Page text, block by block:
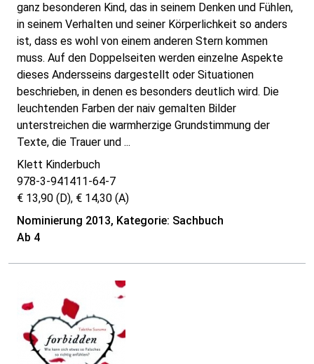
ganz besonderen Kind, das in seinem Denken und Fühlen,
in seinem Verhalten und seiner Körperlichkeit so anders
ist, dass es wohl von einem anderen Stern kommen
muss. Auf den Doppelseiten werden einzelne Aspekte
dieses Andersseins dargestellt oder Situationen
beschrieben, in denen es besonders deutlich wird. Die
leuchtenden Farben der naiv gemalten Bilder
unterstreichen die warmherzige Grundstimmung der
Texte, die Trauer und ...
Klett Kinderbuch
978-3-941411-64-7
€ 13,90 (D), € 14,30 (A)
Nominierung 2013, Kategorie: Sachbuch
Ab 4